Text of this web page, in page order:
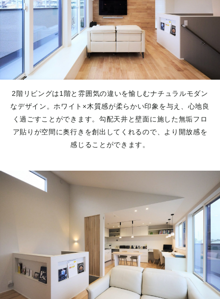
2階リビングは1階と雰囲気の違いを愉しむナチュラルモダン
なデザイン。ホワイト×木質感が柔らかい印象を与え、心地良
く過ごすことができます。勾配天井と壁面に施した無垢フロ
ア貼りが空間に奥行きを創出してくれるので、より開放感を
感じることができます。